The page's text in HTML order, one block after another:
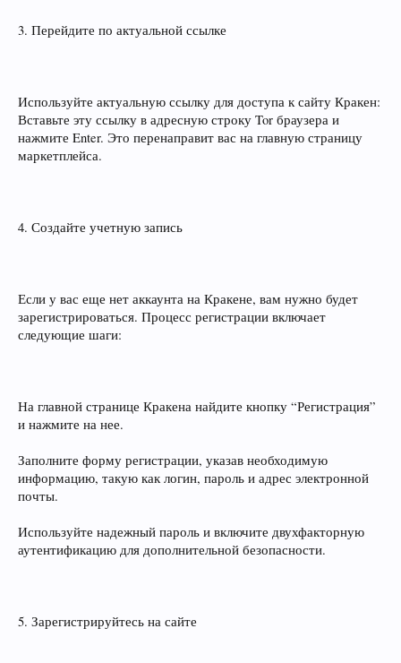
3. Перейдите по актуальной ссылке
Используйте актуальную ссылку для доступа к сайту Кракен:
Вставьте эту ссылку в адресную строку Tor браузера и
нажмите Enter. Это перенаправит вас на главную страницу
маркетплейса.
4. Создайте учетную запись
Если у вас еще нет аккаунта на Кракене, вам нужно будет
зарегистрироваться. Процесс регистрации включает
следующие шаги:
На главной странице Кракена найдите кнопку “Регистрация”
и нажмите на нее.
Заполните форму регистрации, указав необходимую
информацию, такую как логин, пароль и адрес электронной
почты.
Используйте надежный пароль и включите двухфакторную
аутентификацию для дополнительной безопасности.
5. Зарегистрируйтесь на сайте